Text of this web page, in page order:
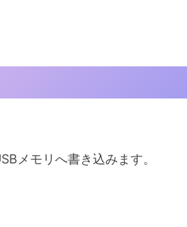
メモリへ書き込みます。